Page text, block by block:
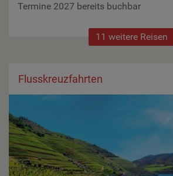
Termine 2027 bereits buchbar
11 weitere Reisen
Flusskreuzfahrten